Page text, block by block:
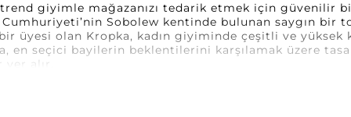
giyimle mağazanızı tedarik etmek için güvenilir
Sobolew kentinde bulunan saygın bir
üyesi olan Kropka, kadın giyiminde çeşitli ve yüksek
en seçici bayilerin beklentilerini karşılamak üzere
alır.